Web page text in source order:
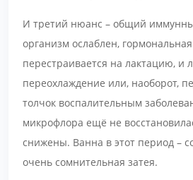
И третий нюанс – общий
организм ослаблен,
перестраивается на лактацию, и
переохлаждение или, наоборот,
толчок воспалительным
микрофлора ещё не
снижены. Ванна в этот период –
очень сомнительная затея.